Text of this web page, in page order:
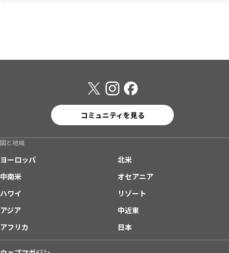
コミュニティを見る
国と地域
ヨーロッパ
北米
中南米
オセアニア
ハワイ
リゾート
アジア
中近東
アフリカ
日本